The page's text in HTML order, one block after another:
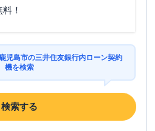
！
児島市の三井住友銀行内ローン契約
機を検索
検索する